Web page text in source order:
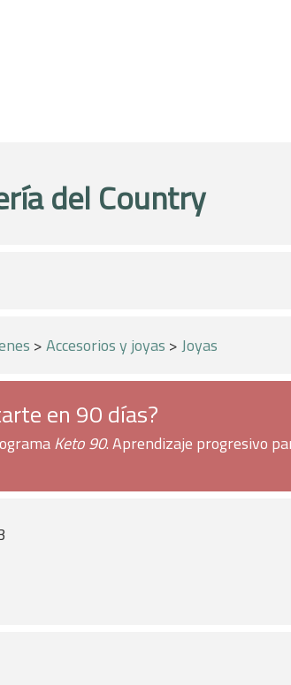
del Country
>Accesorios y joyas >Joyas
en 90 días?
Keto 90. Aprendizaje progresivo